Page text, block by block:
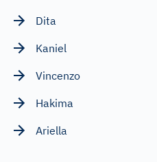
Dita
Kaniel
Vincenzo
Hakima
Ariella